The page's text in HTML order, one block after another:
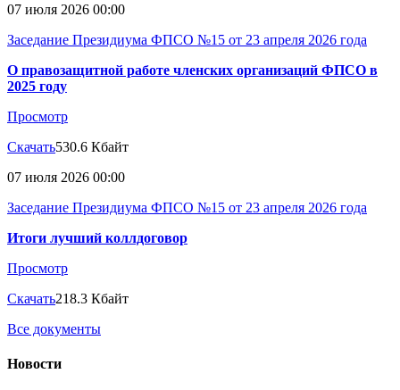
07 июля 2026 00:00
Заседание Президиума ФПСО №15 от 23 апреля 2026 года
О правозащитной работе членских организаций ФПСО в
2025 году
Просмотр
Скачать530.6 Кбайт
07 июля 2026 00:00
Заседание Президиума ФПСО №15 от 23 апреля 2026 года
Итоги лучший коллдоговор
Просмотр
Скачать218.3 Кбайт
Все документы
Новости